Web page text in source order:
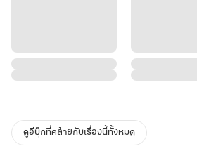
ดูอีบุ๊กที่คล้ายกับเรื่องนี้ทั้งหมด